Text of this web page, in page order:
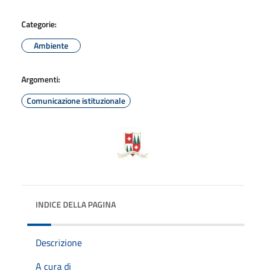
Categorie:
Ambiente
Argomenti:
Comunicazione istituzionale
INDICE DELLA PAGINA
Descrizione
A cura di